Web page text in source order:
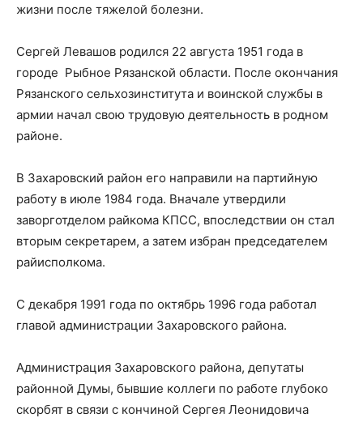
жизни после тяжелой болезни.
Сергей Левашов родился 22 августа 1951 года в
городе Рыбное Рязанской области. После окончания
Рязанского сельхозинститута и воинской службы в
армии начал свою трудовую деятельность в родном
районе.
В Захаровский район его направили на партийную
работу в июле 1984 года. Вначале утвердили
заворготделом райкома КПСС, впоследствии он стал
вторым секретарем, а затем избран председателем
райисполкома.
С декабря 1991 года по октябрь 1996 года работал
главой администрации Захаровского района.
Администрация Захаровского района, депутаты
районной Думы, бывшие коллеги по работе глубоко
скорбят в связи с кончиной Сергея Леонидовича